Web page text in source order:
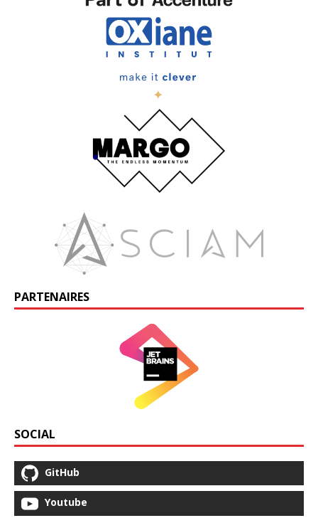
PARTENAIRES
SOCIAL
GitHub
Youtube